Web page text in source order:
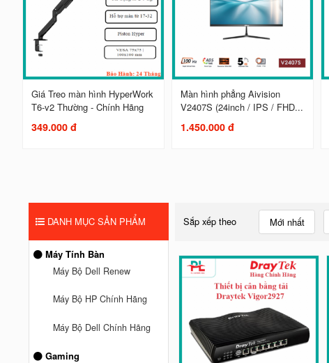
Giá Treo màn hình HyperWork
T6-v2 Thường - Chính Hãng
349.000 đ
Màn hình phẳng Aivision
V2407S (24inch / IPS / FHD...
1.450.000 đ
DANH MỤC SẢN PHẨM
Máy Tính Bàn
Máy Bộ Dell Renew
Máy Bộ HP Chính Hãng
Máy Bộ Dell Chính Hãng
Gaming
Sắp xếp theo Mới nhất